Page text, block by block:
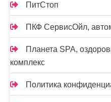
ПитСтоп
ПКФ СервисОйл,
Планета SPA,
комплекс
Политика